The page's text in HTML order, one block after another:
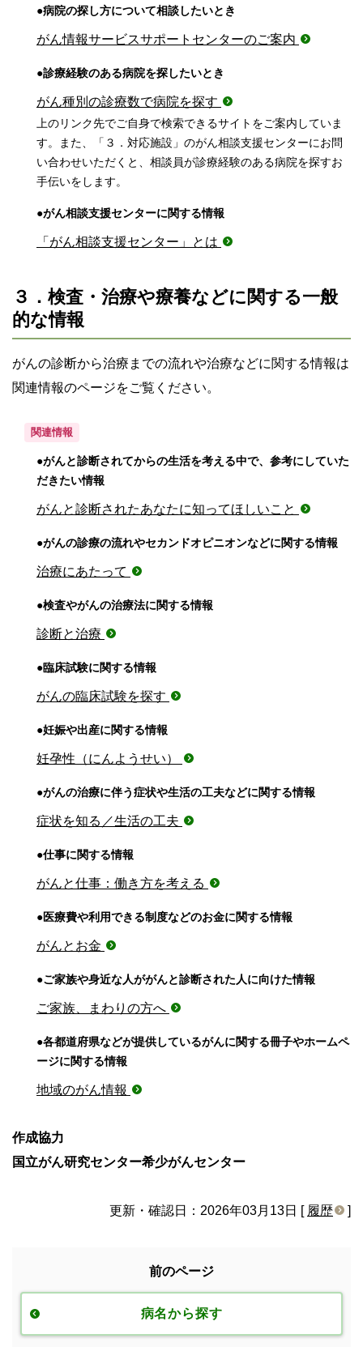
●病院の探し方について相談したいとき
がん情報サービスサポートセンターのご案内
●診療経験のある病院を探したいとき
がん種別の診療数で病院を探す
上のリンク先でご自身で検索できるサイトをご案内していま
す。また、「３．対応施設」のがん相談支援センターにお問
い合わせいただくと、相談員が診療経験のある病院を探すお
手伝いをします。
●がん相談支援センターに関する情報
「がん相談支援センター」とは
３．検査・治療や療養などに関する一般
的な情報
がんの診断から治療までの流れや治療などに関する情報は
関連情報のページをご覧ください。
関連情報
●がんと診断されてからの生活を考える中で、参考にしていた
だきたい情報
がんと診断されたあなたに知ってほしいこと
●がんの診療の流れやセカンドオピニオンなどに関する情報
治療にあたって
●検査やがんの治療法に関する情報
診断と治療
●臨床試験に関する情報
がんの臨床試験を探す
●妊娠や出産に関する情報
妊孕性（にんようせい）
●がんの治療に伴う症状や生活の工夫などに関する情報
症状を知る／生活の工夫
●仕事に関する情報
がんと仕事：働き方を考える
●医療費や利用できる制度などのお金に関する情報
がんとお金
●ご家族や身近な人ががんと診断された人に向けた情報
ご家族、まわりの方へ
●各都道府県などが提供しているがんに関する冊子やホームペ
ージに関する情報
地域のがん情報
作成協力
国立がん研究センター希少がんセンター
更新・確認日：2026年03月13日 [ 履歴 ]
前のページ
病名から探す